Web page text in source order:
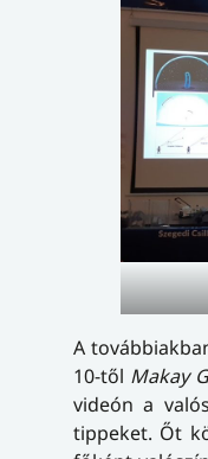
A
10-től Makay
videón a
tippeket. Őt